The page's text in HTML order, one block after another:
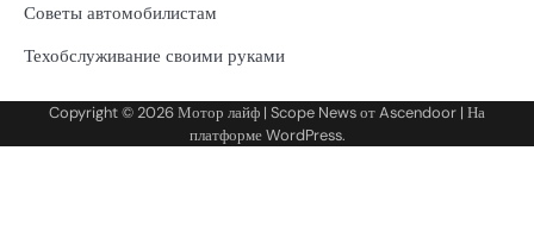
Советы автомобилистам
Техобслуживание своими руками
Copyright © 2026Мотор лайф | Scope News отAscendoor | На
платформеWordPress.